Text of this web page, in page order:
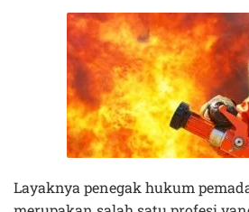
Layaknya penegak hukum